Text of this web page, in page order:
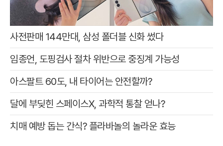
사전판매 144만대, 삼성 폴더블 신화 썼다
임종언, 도핑검사 절차 위반으로 중징계 가능성
아스팔트 60도, 내 타이어는 안전할까?
달에 부딪힌 스페이스X, 과학적 통찰 얻나?
치매 예방 돕는 간식? 플라바놀의 놀라운 효능